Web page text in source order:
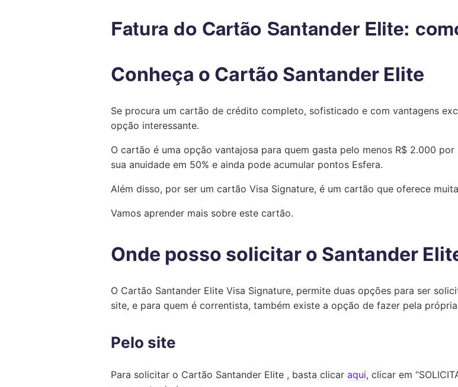
Fatura do Cartão Santander Elite:
Conheça o Cartão Santander Elite
Se procura um cartão de crédito completo, sofisticado e com vantagens
opção interessante.
O cartão é uma opção vantajosa para quem gasta pelo menos R$ 2.000
sua anuidade em 50% e ainda pode acumular pontos Esfera.
Além disso, por ser um cartão Visa Signature, é um cartão que oferece
Vamos aprender mais sobre este cartão.
Onde posso solicitar o Santander
O Cartão Santander Elite Visa Signature, permite duas opções para ser
site, e para quem é correntista, também existe a opção de fazer pela
Pelo site
Para solicitar o Cartão Santander Elite , basta clicar aqui, clicar em